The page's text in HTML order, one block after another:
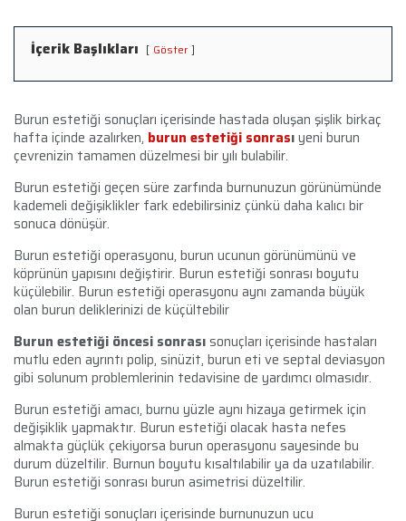
İçerik Başlıkları Göster
Burun estetiği sonuçları içerisinde hastada oluşan şişlik birkaç
hafta içinde azalırken, burun estetiği sonrasıyeni burun
çevrenizin tamamen düzelmesi bir yılı bulabilir.
Burun estetiği geçen süre zarfında burnunuzun görünümünde
kademeli değişiklikler fark edebilirsiniz çünkü daha kalıcı bir
sonuca dönüşür.
Burun estetiği operasyonu, burun ucunun görünümünü ve
köprünün yapısını değiştirir. Burun estetiği sonrası boyutu
küçülebilir. Burun estetiği operasyonu aynı zamanda büyük
olan burun deliklerinizi de küçültebilir
Burun estetiği öncesi sonrasısonuçları içerisinde hastaları
mutlu eden ayrıntı polip, sinüzit, burun eti ve septal deviasyon
gibi solunum problemlerinin tedavisine de yardımcı olmasıdır.
Burun estetiği amacı, burnu yüzle aynı hizaya getirmek için
değişiklik yapmaktır. Burun estetiği olacak hasta nefes
almakta güçlük çekiyorsa burun operasyonu sayesinde bu
durum düzeltilir. Burnun boyutu kısaltılabilir ya da uzatılabilir.
Burun estetiği sonrası burun asimetrisi düzeltilir.
Burun estetiği sonuçları içerisinde burnunuzun ucu